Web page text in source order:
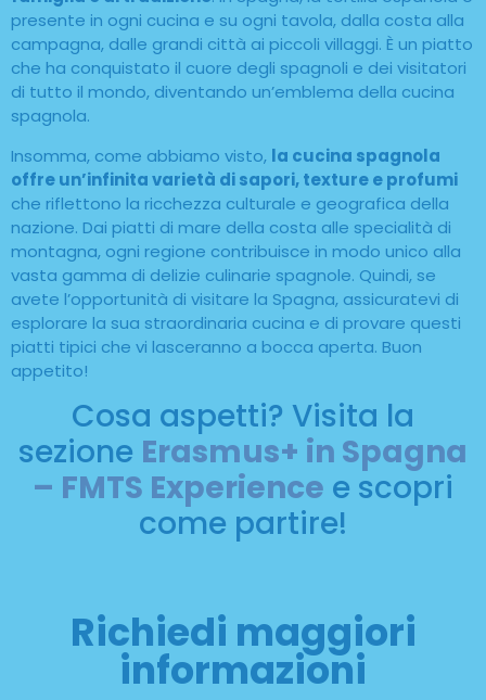
presente in ogni cucina e su ogni tavola, dalla costa alla
campagna, dalle grandi città ai piccoli villaggi. È un piatto
che ha conquistato il cuore degli spagnoli e dei visitatori
di tutto il mondo, diventando un’emblema della cucina
spagnola.
Insomma, come abbiamo visto, la cucina spagnola
offre un’infinita varietà di sapori, texture e profumi
che riflettono la ricchezza culturale e geografica della
nazione. Dai piatti di mare della costa alle specialità di
montagna, ogni regione contribuisce in modo unico alla
vasta gamma di delizie culinarie spagnole. Quindi, se
avete l’opportunità di visitare la Spagna, assicuratevi di
esplorare la sua straordinaria cucina e di provare questi
piatti tipici che vi lasceranno a bocca aperta. Buon
appetito!
Cosa aspetti? Visita la
sezione Erasmus+ in Spagna
– FMTS Experience e scopri
come partire!
Richiedi maggiori
informazioni